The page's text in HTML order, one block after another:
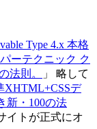
Type 4.x 本格
ーテクニック ク
法則。
」 略して
XHTML+CSSデ
新・100の法
イトが正式にオ